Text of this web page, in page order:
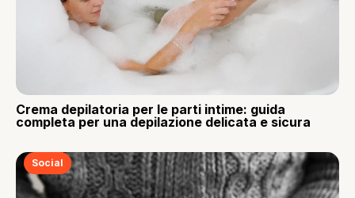
Crema depilatoria per le parti intime: guida
completa per una depilazione delicata e sicura
Social